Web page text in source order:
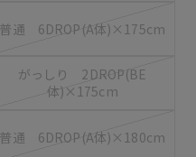
普通 6DROP(A体)×175cm
がっしり 2DROP(BE
体)×175cm
普通 6DROP(A体)×180cm